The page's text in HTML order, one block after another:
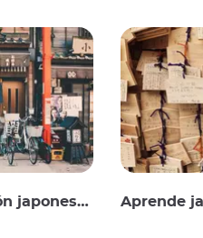
japonesas Aprende